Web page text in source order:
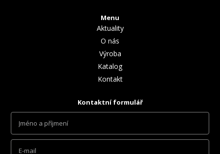
Menu
Aktuality
O nás
Výroba
Katalog
Kontakt
Kontaktní formulář